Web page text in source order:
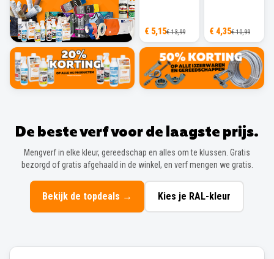
€ 5,15€ 13,99 € 4,35€ 10,99
De beste verf voor de laagste prijs.
Mengverf in elke kleur, gereedschap en alles om te klussen. Gratis
bezorgd of gratis afgehaald in de winkel, en verf mengen we gratis.
Bekijk de topdeals → Kies je RAL-kleur